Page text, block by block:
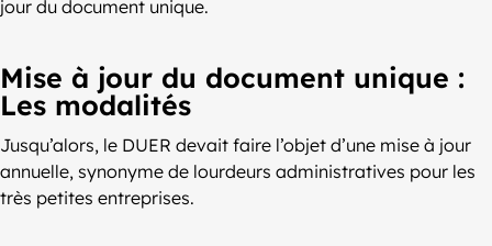
jour du document unique.
Mise à jour du document unique :
Les modalités
Jusqu’alors, le DUER devait faire l’objet d’une mise à jour
annuelle, synonyme de lourdeurs administratives pour les
très petites entreprises.